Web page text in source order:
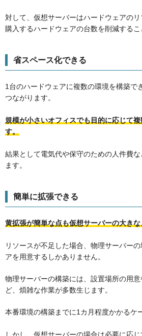
対して、仮想サーバーはハードウェアのリ
購入するハードウェアの台数を削減するこ
省スペース化できる
1台のハードウェアに複数の環境を構築で
つながります。
規模が小さいオフィスでも目的に応じて
す。
結果として電気代や保守のための人件費
ます。
簡単に拡張できる
黄拡張が簡単な点も仮想サーバーの大き
リソースが不足した場合、物理サーバー
アを用意するしかありません。
物理サーバーの構築には、設置場所の用
ど、煩雑な作業が多数生じます。
本番環境の構築までに1カ月程度かかるケ